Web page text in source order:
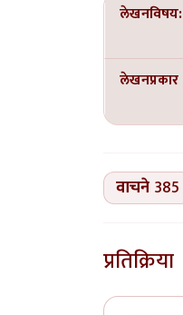
लेखनविषय:
लेखनप्रकार
वाचने 385
प्रतिक्रिया